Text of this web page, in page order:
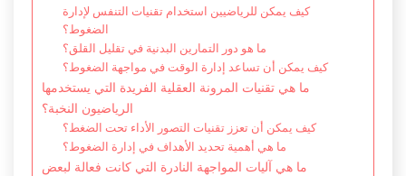
كيف يمكن للرياضيين استخدام تقنيات التنفس لإدارة
الضغوط؟
ما هو دور التمارين البدنية في تقليل القلق؟
كيف يمكن أن تساعد إدارة الوقت في مواجهة الضغوط؟
ما هي تقنيات المرونة العقلية الفريدة التي يستخدمها
الرياضيون النخبة؟
كيف يمكن أن تعزز تقنيات التصور الأداء تحت الضغط؟
ما هي أهمية تحديد الأهداف في إدارة الضغوط؟
ما هي آليات المواجهة النادرة التي كانت فعالة لبعض